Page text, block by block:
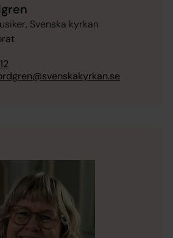
Svenska kyrkan